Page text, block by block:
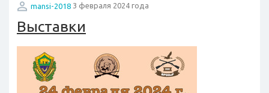
mansi-2018 3 февраля 2024 года
Выставки